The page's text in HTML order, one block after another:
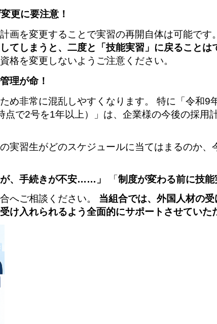
更に要注意！
画を変更することで実習の再開自体は可能です
てしまうと、二度と「技能実習」に戻ることは
格を変更しないようご注意ください。
理が命！
め非常に混乱しやすくなります。 特に「令和9
点で2号を1年以上）」は、企業様の今後の採用
実習生がどのスケジュールに当てはまるのか、
が、手続きが不安……」
「制度が変わる前に技能
へご相談ください。 当組合では、外国人材の
け入れられるよう全面的にサポートさせていた